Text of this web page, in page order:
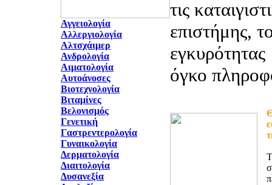
Αγγειολογία
Αλλεργιολογία
Αλτσχάιμερ
Ανδρολογία
Αιματολογία
Αυτοάνοσες
Βιοτεχνολογία
Βιταμίνες
Βελονισμός
Γενετική
Γαστρεντερολογία
Γυναικολογία
Δερματολογία
Διαιτολογία
Δυσανεξία
τις
επιστήμης,
όγκο